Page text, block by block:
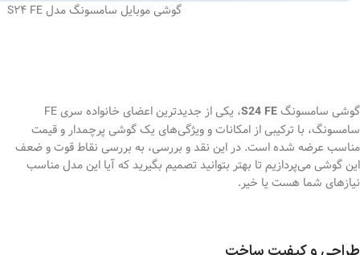
گوشی موبایل سامسونگ مدل S24 FE
گوشی سامسونگS24 FE
، یکی از جدیدترین اعضای خانواده سری FE
سامسونگ، با ترکیبی از امکانات و ویژگی‌های یک گوشی پرچمدار و قیمت
مناسب عرضه شده است. در این نقد و بررسی، به بررسی نقاط قوت و ضعف
این گوشی می‌پردازیم تا بهتر بتوانید تصمیم بگیرید که آیا این مدل مناسب
نیازهای شما هست یا خیر.